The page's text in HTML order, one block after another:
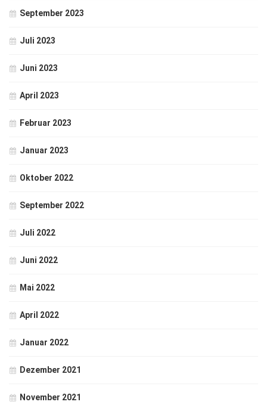
September 2023
Juli 2023
Juni 2023
April 2023
Februar 2023
Januar 2023
Oktober 2022
September 2022
Juli 2022
Juni 2022
Mai 2022
April 2022
Januar 2022
Dezember 2021
November 2021